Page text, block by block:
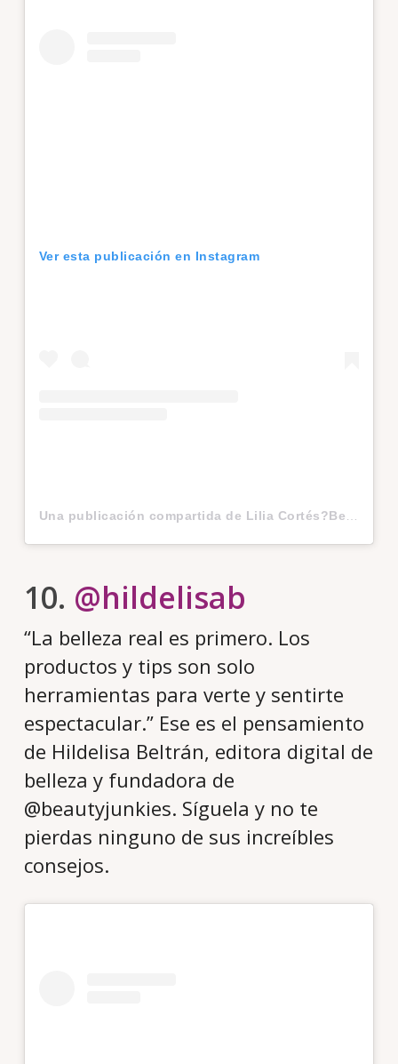
Ver esta publicación en Instagram
10. @hildelisab
“La belleza real es primero. Los
productos y tips son solo
herramientas para verte y sentirte
espectacular.” Ese es el pensamiento
de Hildelisa Beltrán, editora digital de
belleza y fundadora de
@beautyjunkies. Síguela y no te
pierdas ninguno de sus increíbles
consejos.